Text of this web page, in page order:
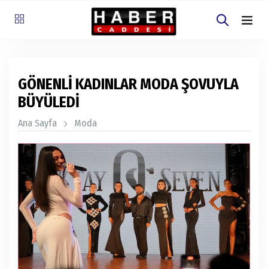
GÖNENLİ KADINLAR MODA ŞOVUYLA
BÜYÜLEDİ
Ana Sayfa Moda